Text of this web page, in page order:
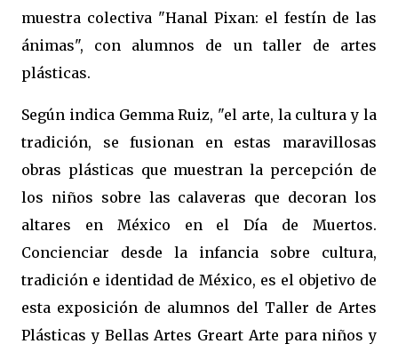
muestra colectiva "Hanal Pixan: el festín de las
ánimas", con alumnos de un taller de artes
plásticas.
Según indica Gemma Ruiz, "el arte, la cultura y la
tradición, se fusionan en estas maravillosas
obras plásticas que muestran la percepción de
los niños sobre las calaveras que decoran los
altares en México en el Día de Muertos.
Concienciar desde la infancia sobre cultura,
tradición e identidad de México, es el objetivo de
esta exposición de alumnos del Taller de Artes
Plásticas y Bellas Artes Greart Arte para niños y